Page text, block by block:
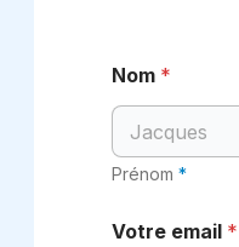
Nom *
Prénom
Votre email *